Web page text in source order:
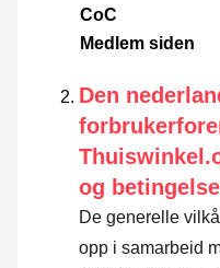
CoC
Medlem siden
Den
og
De generelle
opp i samarbeid